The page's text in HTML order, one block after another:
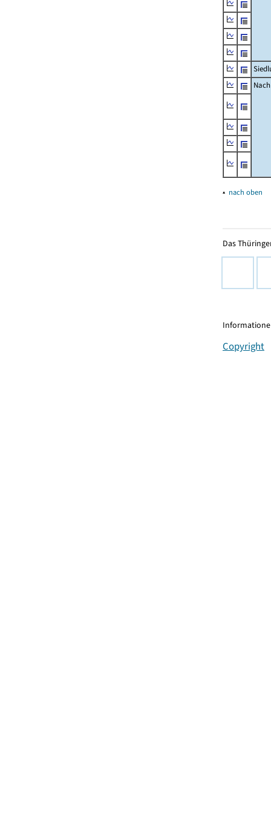
▴ nach oben
Das
Copyright